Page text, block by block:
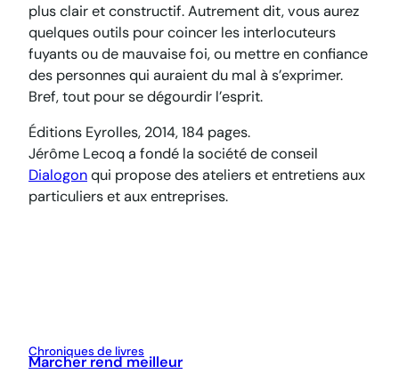
plus clair et constructif. Autrement dit, vous aurez
quelques outils pour coincer les interlocuteurs
fuyants ou de mauvaise foi, ou mettre en confiance
des personnes qui auraient du mal à s’exprimer.
Bref, tout pour se dégourdir l’esprit.
Éditions Eyrolles, 2014, 184 pages.
Jérôme Lecoq a fondé la société de conseil
Dialogonqui propose des ateliers et entretiens aux
particuliers et aux entreprises.
Chroniques de livres
Marcher rend meilleur